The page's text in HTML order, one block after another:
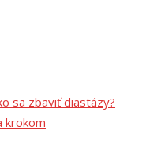
sa zbaviť diastázy?
krokom